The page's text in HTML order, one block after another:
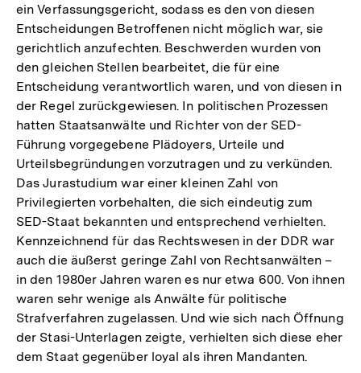
ein Verfassungsgericht, sodass es den von diesen
Entscheidungen Betroffenen nicht möglich war, sie
gerichtlich anzufechten. Beschwerden wurden von
den gleichen Stellen bearbeitet, die für eine
Entscheidung verantwortlich waren, und von diesen in
der Regel zurückgewiesen. In politischen Prozessen
hatten Staatsanwälte und Richter von der SED-
Führung vorgegebene Plädoyers, Urteile und
Urteilsbegründungen vorzutragen und zu verkünden.
Das Jurastudium war einer kleinen Zahl von
Privilegierten vorbehalten, die sich eindeutig zum
SED-Staat bekannten und entsprechend verhielten.
Kennzeichnend für das Rechtswesen in der DDR war
auch die äußerst geringe Zahl von Rechtsanwälten –
in den 1980er Jahren waren es nur etwa 600. Von ihnen
waren sehr wenige als Anwälte für politische
Strafverfahren zugelassen. Und wie sich nach Öffnung
der Stasi-Unterlagen zeigte, verhielten sich diese eher
dem Staat gegenüber loyal als ihren Mandanten.